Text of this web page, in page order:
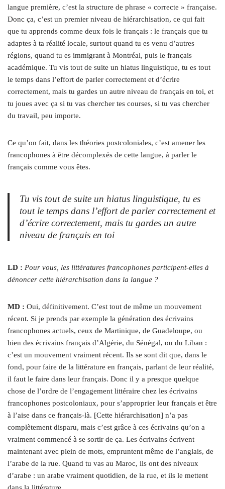
langue première, c’est la structure de phrase « correcte » française.
Donc ça, c’est un premier niveau de hiérarchisation, ce qui fait
que tu apprends comme deux fois le français : le français que tu
adaptes à ta réalité locale, surtout quand tu es venu d’autres
régions, quand tu es immigrant à Montréal, puis le français
académique. Tu vis tout de suite un hiatus linguistique, tu es tout
le temps dans l’effort de parler correctement et d’écrire
correctement, mais tu gardes un autre niveau de français en toi, et
tu joues avec ça si tu vas chercher tes courses, si tu vas chercher
du travail, peu importe.
Ce qu’on fait, dans les théories postcoloniales, c’est amener les
francophones à être décomplexés de cette langue, à parler le
français comme vous êtes.
Tu vis tout de suite un hiatus linguistique, tu es
tout le temps dans l’effort de parler correctement et
d’écrire correctement, mais tu gardes un autre
niveau de français en toi
LD : Pour vous, les littératures francophones participent-elles à
dénoncer cette hiérarchisation dans la langue ?
MD : Oui, définitivement. C’est tout de même un mouvement
récent. Si je prends par exemple la génération des écrivains
francophones actuels, ceux de Martinique, de Guadeloupe, ou
bien des écrivains français d’Algérie, du Sénégal, ou du Liban :
c’est un mouvement vraiment récent. Ils se sont dit que, dans le
fond, pour faire de la littérature en français, parlant de leur réalité,
il faut le faire dans leur français. Donc il y a presque quelque
chose de l’ordre de l’engagement littéraire chez les écrivains
francophones postcoloniaux, pour s’approprier leur français et être
à l’aise dans ce français-là. [Cette hiérarchisation] n’a pas
complètement disparu, mais c’est grâce à ces écrivains qu’on a
vraiment commencé à se sortir de ça. Les écrivains écrivent
maintenant avec plein de mots, empruntent même de l’anglais, de
l’arabe de la rue. Quand tu vas au Maroc, ils ont des niveaux
d’arabe : un arabe vraiment quotidien, de la rue, et ils le mettent